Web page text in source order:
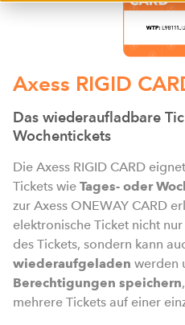
Axess RIGID
Das wiederaufladbare
Wochentickets
Die Axess RIGID CARD
Tickets wie Tages- oder
zur Axess ONEWAY CARD
elektronische Ticket nicht
des Tickets, sondern kann
wiederaufgeladen werden
Berechtigungen speichern
mehrere Tickets auf einer